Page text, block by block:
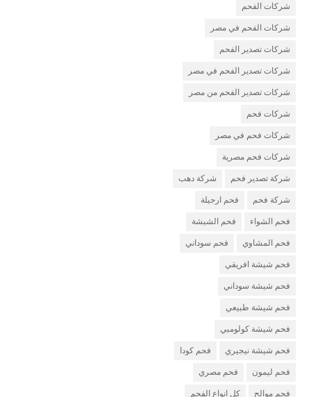
شركات الفحم
شركات الفحم في مصر
شركات تصدير الفحم
شركات تصدير الفحم في مصر
شركات تصدير الفحم من مصر
شركات فحم
شركات فحم في مصر
شركات فحم مصرية
شركة تصدير فحم شركة دهب
شركة فحم فحم ارجيلة
فحم الشواء فحم الشيشة
فحم المشاوي فحم سوداني
فحم شيشة افريقي
فحم شيشة سوداني
فحم شيشة طبيعي
فحم شيشة كولومبي
فحم شيشة نيجيري فحم كودا
فحم ليمون فحم مصري
فحم موالح كل انواع الفحم